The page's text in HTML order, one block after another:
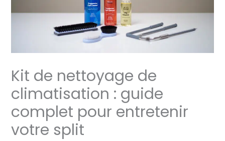
Kit de nettoyage de
climatisation : guide
complet pour entretenir
votre split